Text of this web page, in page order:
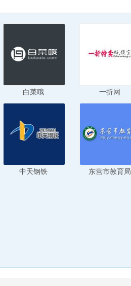
白菜哦 一折网
中天钢铁 东营市教育局